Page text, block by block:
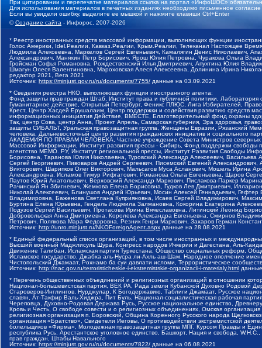
При цитировании и перепечатке материалов ссылка на портал «ИнфоШОС»
Для использования материалов в печатных изданиях необходимо письменное
Если вы увидели ошибку, выделите ее мышкой и нажмите клавиши Ctrl+Enter
©Создание сайта - Инфорос, 2007-2026
* Реестр иностранных средств массовой информации, выполняющих функции
Голос Америки, Idel.Реалии, Кавказ.Реалии, Крым.Реалии, Телеканал Настоящее
Людмила Алексеевна, Маркелов Сергей Евгеньевич, Камалягин Денис Николаевич,
Александрович, Маняхин Петр Борисович, Ярош Юлия Петровна, Чуракова Ольга
Гройсман Софья Романовна, Рождественский Илья Дмитриевич, Апухтина Юлия
Шмагун Олеся Валентиновна, Мароховская Алеся Алексеевна, Долинина Ирина
редактор 2021, Вега 2021
Источник: https://minjust.gov.ru/ru/documents/7755/ данные на 03.09.2021
* Сведения реестра НКО, выполняющих функции иностранного агента:
Фонд защиты прав граждан Штаб, Институт права и публичной политики,
Гуманитарное действие, Открытый Петербург, Феникс ПЛЮС, Лига Избирателей,
Крест, Центр Хасдей Ерушалаим, Центр поддержки и содействия развитию средств
информационных инициатив Действие, ВМЕСТЕ, Благотворительный фонд охраны
Так, центр Сова, центр Анна, Проект Апрель, Самарская губерния, Эра здоровья,
защиты СИБАЛЬТ, Уральская правозащитная группа, Женщины Евразии, Рязанский
человека, Дальневосточный центр развития гражданских инициатив и социального
АКАДЕМИЯ ПО ПРАВАМ ЧЕЛОВЕКА, Частное учреждение Совета Министров северных
Массовой Информации, Институт развития прессы - Сибирь, Фонд поддержки
агентство МЕМО. РУ, Институт региональной прессы, Институт Развития Свободы
Борисовна, Таранова Юлия Николаевна, Туровский Александр Алексеевич,
Сергей Георгиевич, Пивоваров Андрей Сергеевич, Писемский Евгений
Викторович, Шарипков Олег Викторович, Мальсагов Муса Асланович, Мошель Ирина
Александровна, Исламов Тимур Рифгатович, Романова Ольга Евгеньевна, Щаров
Паутов Юрий Анатольевич, Верховский Александр Маркович, Пислакова-Паркер
Рачинский Ян Збигневич, Жемкова Елена Борисовна, Гудков Лев Дмитриевич,
Николай Алексеевич, Блинушов Андрей Юрьевич, Мосин Алексей Геннадьевич,
Владимировна, Баженова Светлана Куприяновна, Исаев Сергей Владимирович,
Буртина Елена Юрьевна, Гендель Людмила Залмановна, Кокорина Екатерина
Подузов Сергей Васильевич, Протасова Ирина Вячеславовна, Литинский Леонид
Добровольская Анна Дмитриевна, Королева Александра Евгеньевна, Смирнов
Петрович, Полякова Мара Федоровна, Резник Генри Маркович, Захаров Герман
Источник: http://unro.minjust.ru/NKOForeignAgent.aspx данные на 28.08.2021
* Единый федеральный список организаций, в том числе иностранных и
Высший военный Маджлисуль Шура, Конгресс народов Ичкерии и Дагестана, Аль-
Движение Талибан, Исламская партия Туркестана, Общество социальных реформ,
Исламское государство, Джабха аль-Нусра ли-Ахль аш-Шам, Народное ополчение
Чистопольский Джамаат, Рохнамо ба суи давлати исломи, Террористическое
Источник: http://nac.gov.ru/terroristicheskie-i-ekstremistskie-organizacii-i-materialy.html
* Перечень общественных объединений и религиозных организаций в отношении
Национал-большевистская партия, ВЕК РА, Рада земли Кубанской Духовно Родовой
Староверов-Инглингов, Нурджулар, К Богодержавию, Таблиги Джамаат, Русское
славян, Ат-Такфир Валь-Хиджра, Пит Буль, Национал-социалистическая рабочая
Череповца, Духовно-Родовая Держава Русь, Русское национальное единство,
Кровь и Честь, О свободе совести и о религиозных объединениях, Омская
религиозная организация п. Боровский, Община Коренного Русского народа
организация «Братство», Свидетели Иеговы, О противодействии экстремистской
болельщиков «Фирма», Молодежная правозащитная группа МПГ, Курсом Правды и
республика Русь, Арестантское уголовное единство, Башкорт, Нация и свобода,
прав граждан, Штабы Навального
Источник: https://minjust.gov.ru/ru/documents/7822/ данные на 06.08.2021